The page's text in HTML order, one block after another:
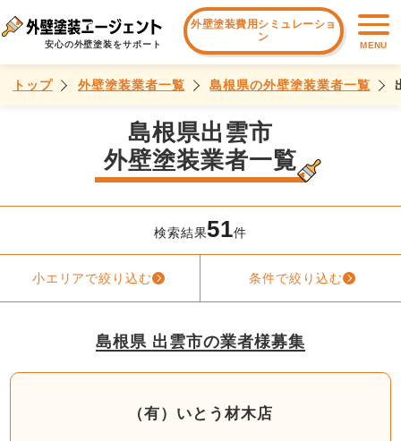
安心の外壁塗装をサポート
外壁塗装費用シミュレーショ
ン
MENU
トップ 外壁塗装業者一覧 島根県の外壁塗装業者一覧
島根県出雲市
外壁塗装業者一覧
検索結果51件
小エリアで絞り込む 条件で絞り込む
島根県 出雲市の業者様募集
（有）いとう材木店